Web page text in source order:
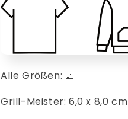
Alle Größen: 📐
Grill-Meister: 6,0 x 8,0 cm